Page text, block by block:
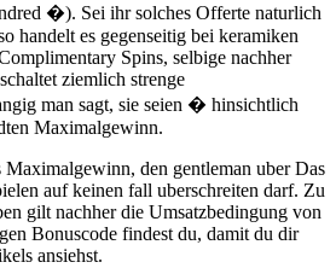
�). Sei ihr solches Offerte naturlich
handelt es gegenseitig bei keramiken
Spins, selbige nachher
ziemlich strenge
man sagt, sie seien � hinsichtlich
Maximalgewinn.
Maximalgewinn, den gentleman uber Das
auf keinen fall uberschreiten darf. Zu
gilt nachher die Umsatzbedingung von
Bonuscode findest du, damit du dir
ansiehst.